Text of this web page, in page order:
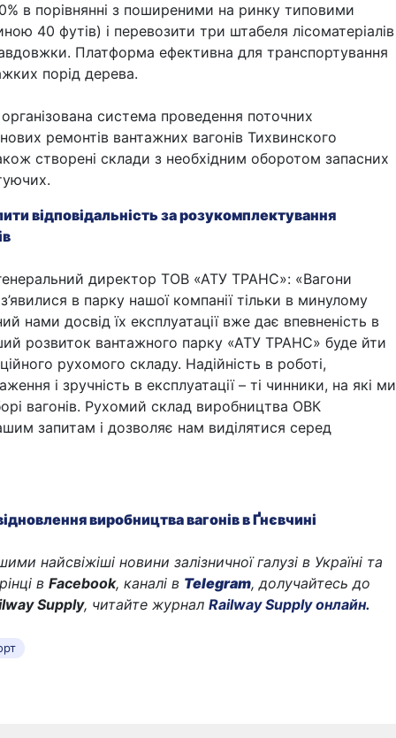
в порівнянні з поширеними на ринку типовими
40 футів) і перевозити три штабеля лісоматеріалів
Платформа ефективна для транспортування
порід дерева.
система проведення поточних
ремонтів вантажних вагонів Тихвинского
створені склади з необхідним оборотом запасних
відповідальність за розукомплектування
директор ТОВ «АТУ ТРАНС»: «Вагони
в парку нашої компанії тільки в минулому
нами досвід їх експлуатації вже дає впевненість в
розвиток вантажного парку «АТУ ТРАНС» буде йти
рухомого складу. Надійність в роботі,
і зручність в експлуатації – ті чинники, на які ми
вагонів. Рухомий склад виробництва ОВК
запитам і дозволяє нам виділятися серед
виробництва вагонів в Ґнєвчині
найсвіжіші новини залізничної галузі в Україні та
в Facebook, каналі в Telegram, долучайтесь до
Supply, читайте журнал Railway Supply онлайн.